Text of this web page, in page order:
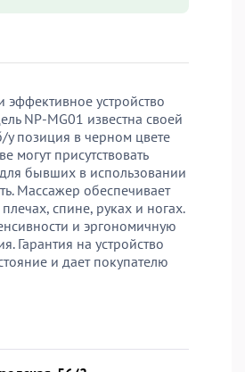
устройство
NP-MG01 известна своей
позиция в черном цвете
могут присутствовать
бывших в использовании
Массажер обеспечивает
спине, руках и ногах.
и эргономичную
Гарантия на устройство
и дает покупателю